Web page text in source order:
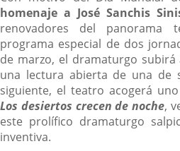
homenaje a José Sanchis
renovadores del panorama
programa especial de dos
de marzo, el dramaturgo
una lectura abierta de una de
siguiente, el teatro acogerá
Los desiertos crecen de noche,
este prolífico dramaturgo
inventiva.